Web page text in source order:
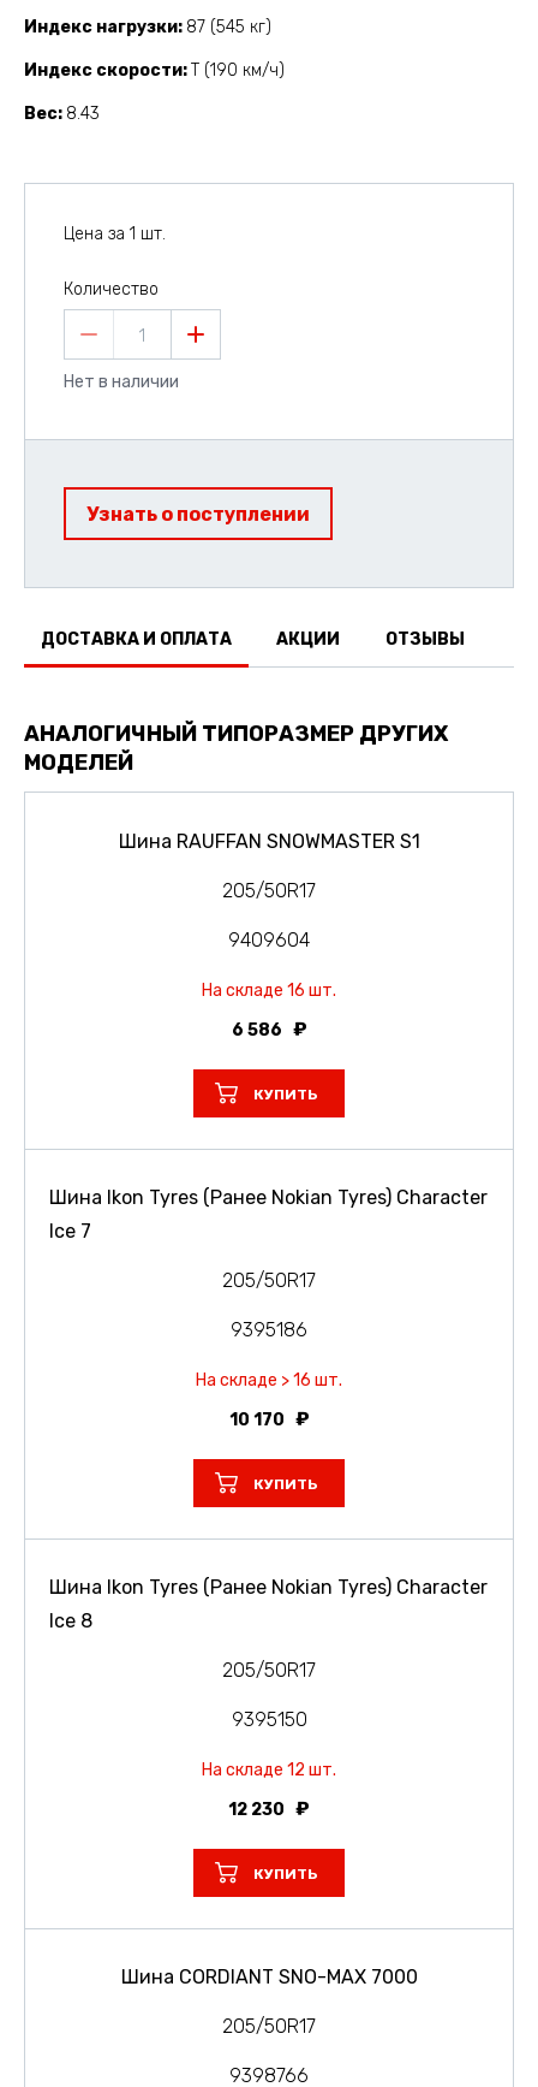
Индекс нагрузки 87 (545 кг)
Индекс скорости T (190 км/ч)
Вес 8.43
Цена за 1 шт.
Количество
1
Нет в наличии
Узнать о поступлении
ДОСТАВКА И ОПЛАТА АКЦИИ ОТЗЫВЫ
АНАЛОГИЧНЫЙ ТИПОРАЗМЕР ДРУГИХ
МОДЕЛЕЙ
Шина RAUFFAN SNOWMASTER S1
205/50R17
9409604
На складе 16 шт.
6 586
КУПИТЬ
Шина Ikon Tyres (Ранее Nokian Tyres) Character
Ice 7
205/50R17
9395186
На складе > 16 шт.
10 170
КУПИТЬ
Шина Ikon Tyres (Ранее Nokian Tyres) Character
Ice 8
205/50R17
9395150
На складе 12 шт.
12 230
КУПИТЬ
Шина CORDIANT SNO-MAX 7000
205/50R17
9398766